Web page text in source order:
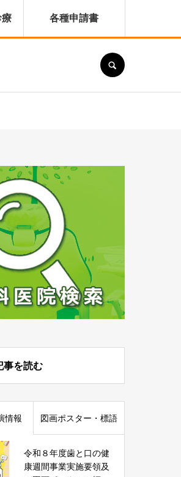
療 各種申請書
事を読む
情報 図画ポスター・標語
令和８年度歯と口の健
康週間事業実施要領及